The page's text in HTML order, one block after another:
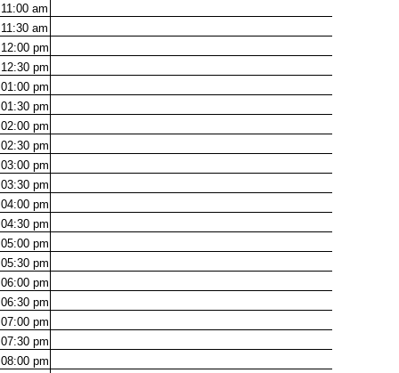
11:00 am
11:30 am
12:00 pm
12:30 pm
01:00 pm
01:30 pm
02:00 pm
02:30 pm
03:00 pm
03:30 pm
04:00 pm
04:30 pm
05:00 pm
05:30 pm
06:00 pm
06:30 pm
07:00 pm
07:30 pm
08:00 pm